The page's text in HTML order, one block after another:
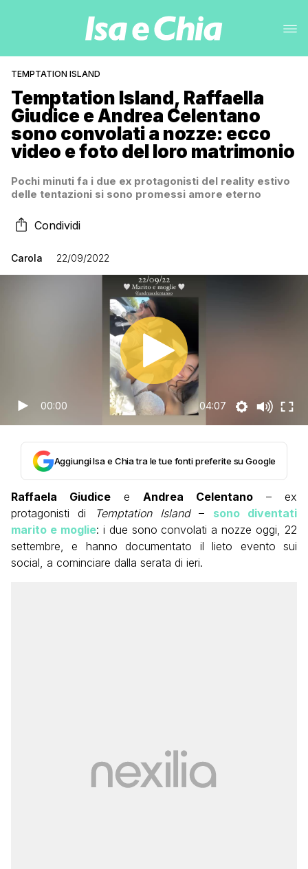
TEMPTATION ISLAND
Temptation Island, Raffaella
Giudice e Andrea Celentano
sono convolati a nozze: ecco
video e foto del loro matrimonio
Pochi minuti fa i due ex protagonisti del reality estivo
delle tentazioni si sono promessi amore eterno
Condividi
Carola 22/09/2022
00:00 04:07
Aggiungi Isa e Chia tra le tue fonti preferite su Google
Raffaela Giudice e Andrea Celentano – ex
protagonisti di
Temptation Island– sono diventati
marito e moglie: i due sono convolati a nozze oggi, 22
settembre, e hanno documentato il lieto evento sui
social, a cominciare dalla serata di ieri.